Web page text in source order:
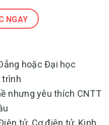
NGAY
hoặc Đại học
trình
nhưng yêu thích CNTT
tử, Cơ điện tử, Kinh